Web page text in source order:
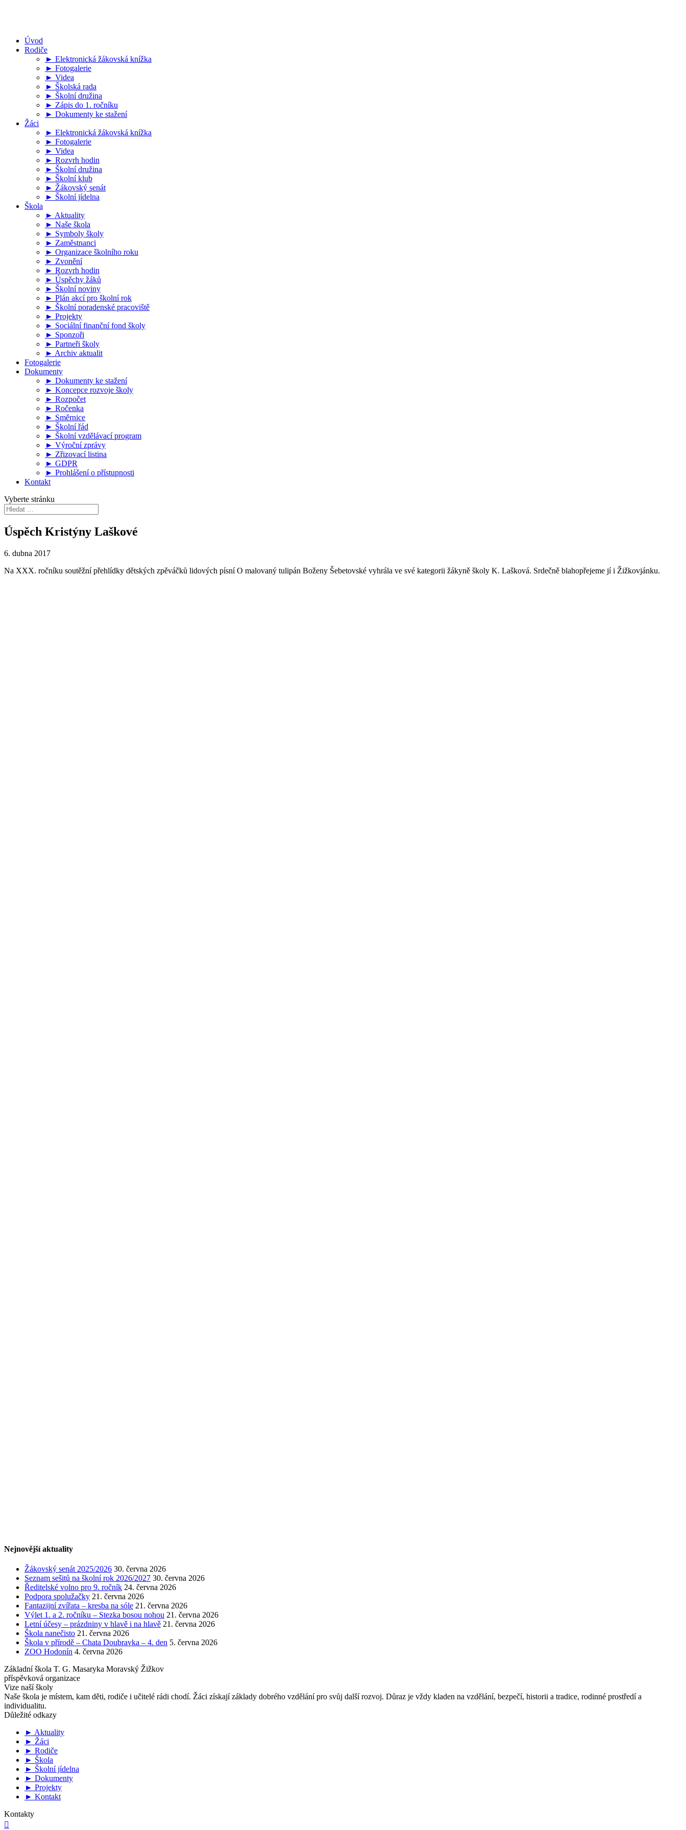
Úvod
Rodiče
► Elektronická žákovská knížka
► Fotogalerie
► Videa
► Školská rada
► Školní družina
► Zápis do 1. ročníku
► Dokumenty ke stažení
Žáci
► Elektronická žákovská knížka
► Fotogalerie
► Videa
► Rozvrh hodin
► Školní družina
► Školní klub
► Žákovský senát
► Školní jídelna
Škola
► Aktuality
► Naše škola
► Symboly školy
► Zaměstnanci
► Organizace školního roku
► Zvonění
► Rozvrh hodin
► Úspěchy žáků
► Školní noviny
► Plán akcí pro školní rok
► Školní poradenské pracoviště
► Projekty
► Sociální finanční fond školy
► Sponzoři
► Partneři školy
► Archiv aktualit
Fotogalerie
Dokumenty
► Dokumenty ke stažení
► Koncepce rozvoje školy
► Rozpočet
► Ročenka
► Směrnice
► Školní řád
► Školní vzdělávací program
► Výroční zprávy
► Zřizovací listina
► GDPR
► Prohlášení o přístupnosti
Kontakt
Vyberte stránku
Úspěch Kristýny Laškové
6. dubna 2017
Na XXX. ročníku soutěžní přehlídky dětských zpěváčků lidových písní O malovaný tulipán Boženy Šebetovské vyhrála ve své kategorii žákyně školy K. Lašková. Srdečně blahopřejeme jí i Žižkovjánku.
Nejnovější aktuality
Žákovský senát 2025/2026 30. června 2026
Seznam sešitů na školní rok 2026/2027 30. června 2026
Ředitelské volno pro 9. ročník 24. června 2026
Podpora spolužačky 21. června 2026
Fantazijní zvířata – kresba na sóle 21. června 2026
Výlet 1. a 2. ročníku – Stezka bosou nohou 21. června 2026
Letní účesy – prázdniny v hlavě i na hlavě 21. června 2026
Škola nanečisto 21. června 2026
Škola v přírodě – Chata Doubravka – 4. den 5. června 2026
ZOO Hodonín 4. června 2026
Základní škola T. G. Masaryka Moravský Žižkov
příspěvková organizace
Vize naší školy
Naše škola je místem, kam děti, rodiče i učitelé rádi chodí. Žáci získají základy dobrého vzdělání pro svůj další rozvoj. Důraz je vždy kladen na vzdělání, bezpečí, historii a tradice, rodinné prostředí a
individualitu.
Důležité odkazy
► Aktuality
► Žáci
► Rodiče
► Škola
► Školní jídelna
► Dokumenty
► Projekty
► Kontakt
Kontakty
